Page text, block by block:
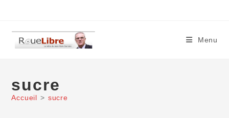
content
Menu
sucre
Accueil > sucre